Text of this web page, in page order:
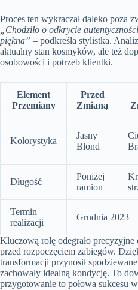
Proces ten wykraczał daleko poza
„Chodziło o odkrycie
piękna” – podkreśla stylistka.
aktualny stan kosmyków, ale też
osobowości i potrzeb klientki.
Element
Przemiany
Przed
Zmianą
Kolorystyka
Jasny
Blond
Długość
Poniżej
ramion
Termin
realizacji
Grudnia 2023
Kluczową rolę odegrało precyzyjne
przed rozpoczęciem zabiegów.
transformacji przynosił
zachowały idealną kondycję. To
przygotowanie to połowa sukcesu